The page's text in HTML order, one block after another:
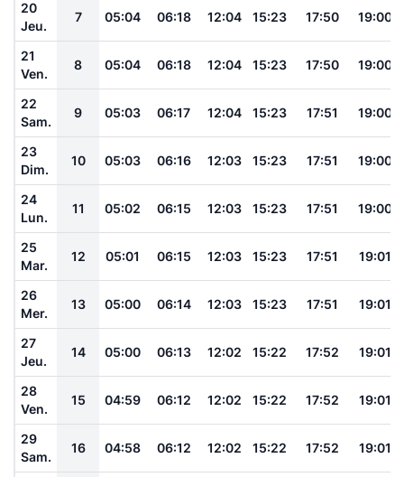
20
Jeu.
7 05:04 06:18 12:04 15:23 17:50 19:00
21
Ven.
8 05:04 06:18 12:04 15:23 17:50 19:00
22
Sam.
9 05:03 06:17 12:04 15:23 17:51 19:00
23
Dim.
10 05:03 06:16 12:03 15:23 17:51 19:00
24
Lun.
11 05:02 06:15 12:03 15:23 17:51 19:00
25
Mar.
12 05:01 06:15 12:03 15:23 17:51 19:01
26
Mer.
13 05:00 06:14 12:03 15:23 17:51 19:01
27
Jeu.
14 05:00 06:13 12:02 15:22 17:52 19:01
28
Ven.
15 04:59 06:12 12:02 15:22 17:52 19:01
29
Sam.
16 04:58 06:12 12:02 15:22 17:52 19:01